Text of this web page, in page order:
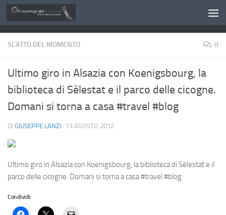
Salta al contenuto
SCATTO DEL MOMENTO 0
Ultimo giro in Alsazia con Koenigsbourg, la
biblioteca di Sèlestat e il parco delle cicogne.
Domani si torna a casa #travel #blog
DI GIUSEPPE LANZI · 13 AGOSTO 2012
Ultimo giro in Alsazia con Koenigsbourg, la biblioteca di Sèlestat e il
parco delle cicogne. Domani si torna a casa #travel #blog
Condividi: